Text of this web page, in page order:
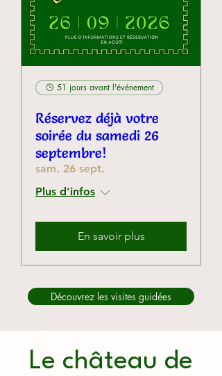
51 jours avant l'événement
Réservez déjà votre
soirée du samedi 26
septembre!
sam. 26 sept.
Plus d'infos
En savoir plus
Découvrez les visites guidées
Le château de